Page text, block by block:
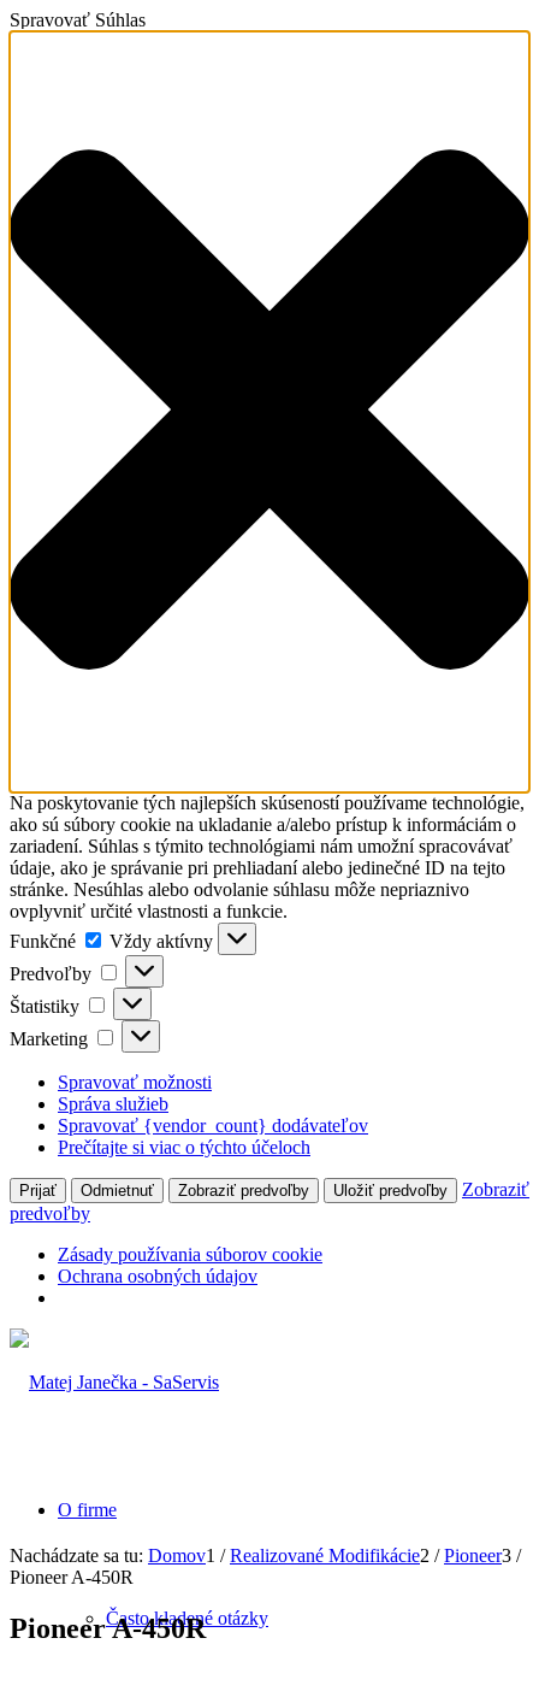
Spravovať Súhlas
Na poskytovanie tých najlepších skúseností používame technológie,
ako sú súbory cookie na ukladanie a/alebo prístup k informáciám o
zariadení. Súhlas s týmito technológiami nám umožní spracovávať
údaje, ako je správanie pri prehliadaní alebo jedinečné ID na tejto
stránke. Nesúhlas alebo odvolanie súhlasu môže nepriaznivo
ovplyvniť určité vlastnosti a funkcie.
Funkčné
Funkčné
Vždy aktívny
Predvoľby
Predvoľby
Štatistiky Štatistiky
Marketing Marketing
Spravovať možnosti
Správa služieb
Spravovať {vendor_count} dodávateľov
Prečítajte si viac o týchto účeloch
Prijať Odmietnuť Zobraziť predvoľby Uložiť predvoľby
Zobraziť
predvoľby
Zásady používania súborov cookie
Ochrana osobných údajov
O firme
Často kladené otázky
Nachádzate sa tu: Domov1 / Realizované Modifikácie2 / Pioneer3 /
Pioneer A-450R
Pioneer A-450R